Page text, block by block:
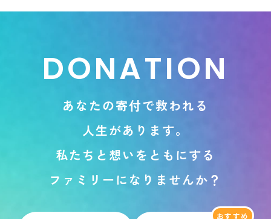
DONATION
あ な たの寄付で救われ る
人生があ り ま す。
私た ち と 想い を と も にする
フ ァ ミ リ ーに な り ま せんか ？